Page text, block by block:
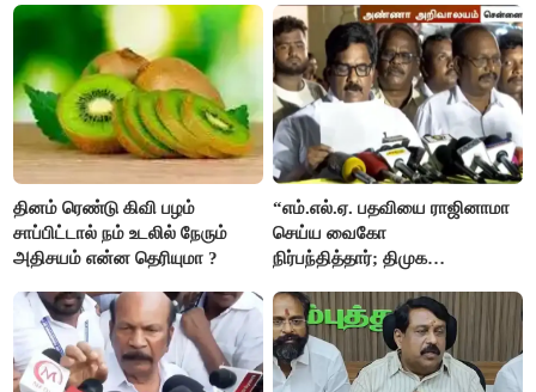
தினம் ரெண்டு கிவி பழம்
சாப்பிட்டால் நம் உடலில் நேரும்
அதிசயம் என்ன தெரியுமா ?
“எம்.எல்.ஏ. பதவியை ராஜினாமா
செய்ய வைகோ
நிர்பந்தித்தார்; திமுக
தொடர்கிறோம்”- மதிமுக
எம்.எல்.ஏக்கள் பரபரப்பு பேட்டி